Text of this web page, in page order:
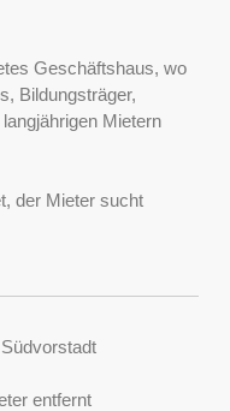
Geschäftshaus, wo
Bildungsträger,
Mietern
der Mieter sucht
entfernt